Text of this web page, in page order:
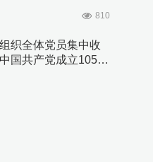
810
织全体党员集中收
国共产党成立105周